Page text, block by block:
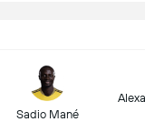
Sadio Mané